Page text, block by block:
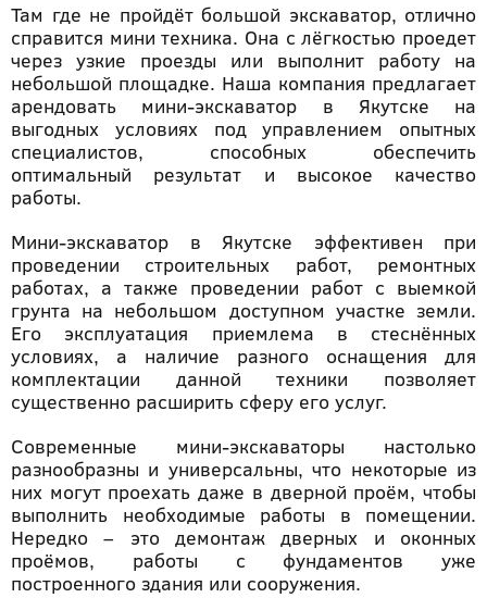
Там где не пройдёт большой экскаватор, отлично
справится мини техника. Она с лёгкостью проедет
через узкие проезды или выполнит работу на
небольшой площадке. Наша компания предлагает
арендовать мини-экскаватор в Якутске на
выгодных условиях под управлением опытных
специалистов, способных обеспечить
оптимальный результат и высокое качество
работы.
Мини-экскаватор в Якутске эффективен при
проведении строительных работ, ремонтных
работах, а также проведении работ с выемкой
грунта на небольшом доступном участке земли.
Его эксплуатация приемлема в стеснённых
условиях, а наличие разного оснащения для
комплектации данной техники позволяет
существенно расширить сферу его услуг.
Современные мини-экскаваторы настолько
разнообразны и универсальны, что некоторые из
них могут проехать даже в дверной проём, чтобы
выполнить необходимые работы в помещении.
Нередко – это демонтаж дверных и оконных
проёмов, работы с фундаментов уже
построенного здания или сооружения.